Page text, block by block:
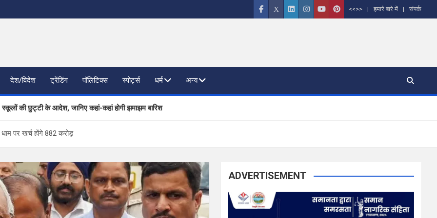
<<>> हमारे बारे में संपर्क
देश/विदेश ट्रेंडिंग पॉलिटिक्स स्पोर्ट्स धर्म अन्य
स्कूलों की छुट्टी के आदेश, जानिए कहां-कहां होगी झमाझम बारिश
दलों से SIR पर फीडबैक
कंपनियां लेंगी साक्षात्कार; 559 पदों पर होगा चयन
ने वैश्विक स्तर पर संस्कृत के प्रसार को दिया नया आयाम
पर खर्च होंगे 882 करोड़
ADVERTISEMENT